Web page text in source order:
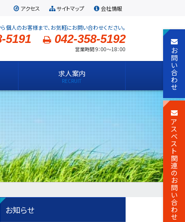
アクセス サイトマップ 会社情報
個人のお客様まで、お気軽にお問い合わせください。
5191 042-358-5192
営業時間 9：00～18：00
求人案内
お知らせ
お
問
い
合
わ
せ
ア
ス
ベ
ス
ト
関
連
の
お
問
い
合
わ
せ